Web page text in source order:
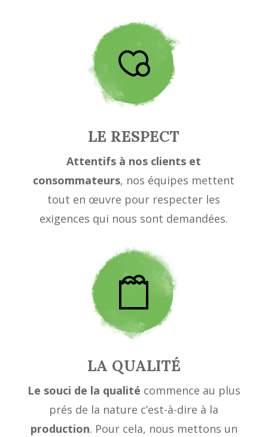
LE RESPECT
Attentifs à nos clients et
consommateurs, nos équipes mettent
tout en œuvre pour respecter les
exigences qui nous sont demandées.
LA QUALITÉ
Le souci de la qualité commence au plus
prés de la nature c’est-à-dire à la
production. Pour cela, nous mettons un